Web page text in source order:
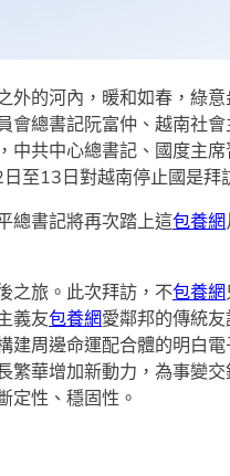
外的河內，暖和如春，綠
會總書記阮富仲、越南社會
中共中心總書記、國度主席
至13日對越南停止國是拜
總書記將再次踏上這包養網
之旅。此次拜訪，不包養網
義友包養網愛鄰邦的傳統
建周邊命運配合體的明白
繁華增加新動力，為事變
定性、穩固性。